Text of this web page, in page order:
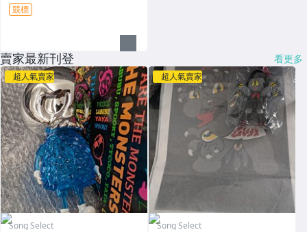
競標
賣家最新刊登 看更多
超人氣賣家
Song Select
超人氣賣家
Song Select